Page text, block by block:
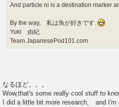
And particle ni is a destination marker
By the way, 私は魚が好きです.
Yuki 由紀
Team JapanesePod101.com
なるほど。。。
Wow,that's some really cool stuff to
I did a little bit more research, and I'm